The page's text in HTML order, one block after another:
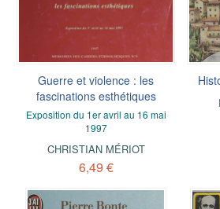
Guerre et violence : les
fascinations esthétiques
Exposition du 1er avril au 16 mai
1997
CHRISTIAN MÉRIOT
6,49 €